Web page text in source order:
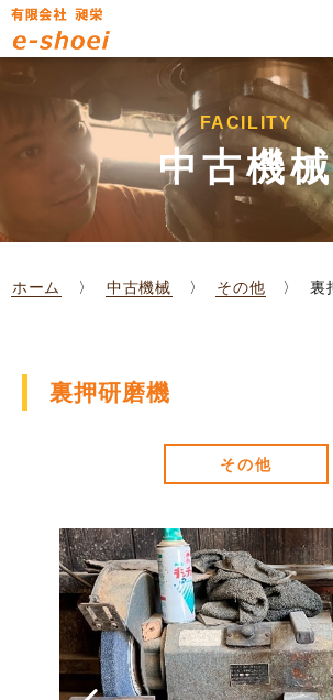
FACILITY
中古機
ホーム 中古機械 その他 裏
裏押研磨機
その他